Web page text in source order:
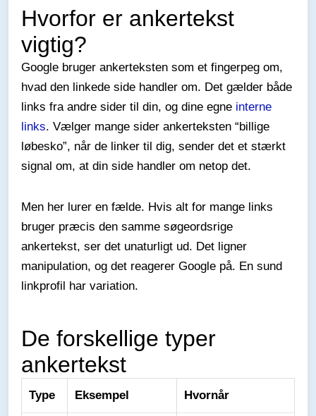
Hvorfor er ankertekst
vigtig?
Google bruger ankerteksten som et fingerpeg om,
hvad den linkede side handler om. Det gælder både
links fra andre sider til din, og dine egne interne
links. Vælger mange sider ankerteksten “billige
løbesko”, når de linker til dig, sender det et stærkt
signal om, at din side handler om netop det.
Men her lurer en fælde. Hvis alt for mange links
bruger præcis den samme søgeordsrige
ankertekst, ser det unaturligt ud. Det ligner
manipulation, og det reagerer Google på. En sund
linkprofil har variation.
De forskellige typer
ankertekst
Type Eksempel Hvornår